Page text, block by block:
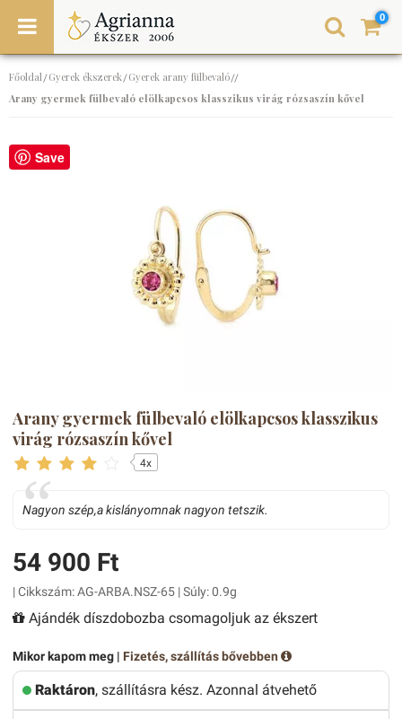
0
Főoldal/Gyerek ékszerek/Gyerek arany fülbevaló//
Arany gyermek fülbevaló elölkapcsos klasszikus virág rózsaszín kővel
Save
Arany gyermek fülbevaló elölkapcsos klasszikus
virág rózsaszín kővel
4x
Nagyon szép,a kislányomnak nagyon tetszik.
54 900 Ft
| Cikkszám: AG-ARBA.NSZ-65 | Súly: 0.9g
Ajándék díszdobozba csomagoljuk az ékszert
Mikor kapom meg | Fizetés, szállítás bővebben
Raktáron, szállításra kész. Azonnal átvehető